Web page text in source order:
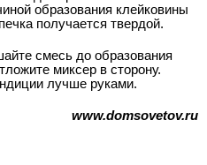
образования клейковины
получается твердой.
смесь до образования
миксер в сторону.
лучше руками.
www.domsovetov.ru